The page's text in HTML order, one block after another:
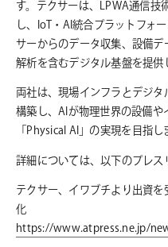
す。テクサーは、LPWA通信技
し、IoT・AI統合プラットフォ
サーからのデータ収集、設備
解析を含むデジタル基盤を提供
両社は、現場インフラとデジ
構築し、AIが物理世界の設備
「Physical AI」の実現を目指し
詳細については、以下のプレス
テクサー、イワブチより出資
化
https://www.atpress.ne.jp/